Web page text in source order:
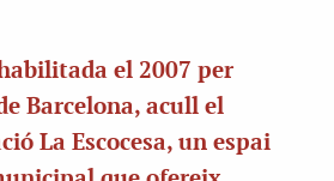
el 2007 per
Barcelona, acull el
La Escocesa, un espai